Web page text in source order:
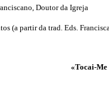
Doutor da Igreja
(a partir da trad. Eds.
«Tocai-Me